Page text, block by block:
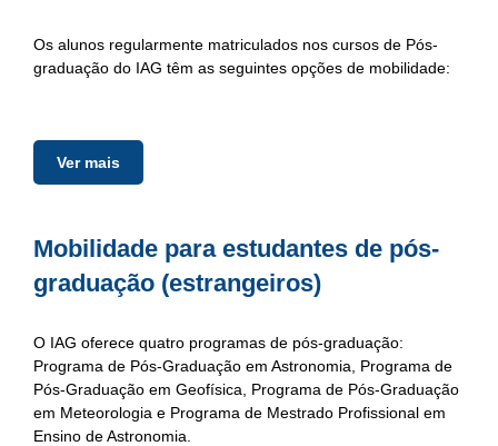
Os alunos regularmente matriculados nos cursos de Pós-
graduação do IAG têm as seguintes opções de mobilidade:
Ver mais
Mobilidade para estudantes de pós-
graduação (estrangeiros)
O IAG oferece quatro programas de pós-graduação:
Programa de Pós-Graduação em Astronomia, Programa de
Pós-Graduação em Geofísica, Programa de Pós-Graduação
em Meteorologia e Programa de Mestrado Profissional em
Ensino de Astronomia.